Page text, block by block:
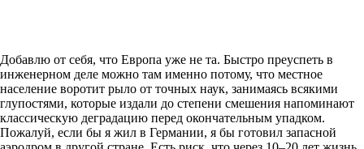
Добавлю от себя, что Европа уже не та. Быстро преуспеть в
инженерном деле можно там именно потому, что местное
население воротит рыло от точных наук, занимаясь всякими
глупостями, которые издали до степени смешения напоминают
классическую деградацию перед окончательным упадком.
Пожалуй, если бы я жил в Германии, я бы готовил запасной